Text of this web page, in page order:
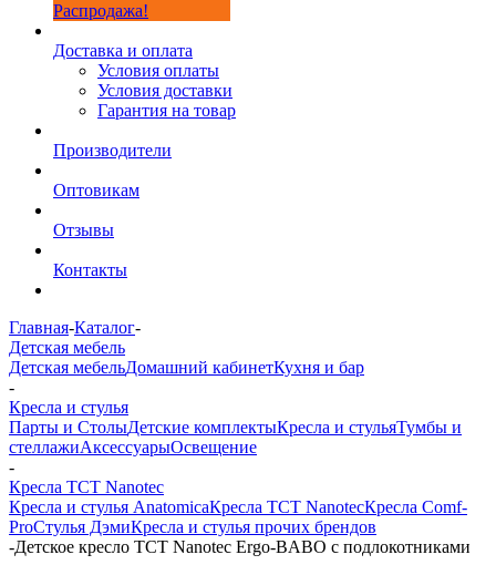
Распродажа!
Доставка и оплата
Условия оплаты
Условия доставки
Гарантия на товар
Производители
Оптовикам
Отзывы
Контакты
Главная-Каталог-
Детская мебель
Детская мебельДомашний кабинетКухня и бар
-
Кресла и стулья
Парты и СтолыДетские комплектыКресла и стульяТумбы и
стеллажиАксессуарыОсвещение
-
Кресла TCT Nanotec
Кресла и стулья AnatomicaКресла TCT NanotecКресла Comf-
ProСтулья ДэмиКресла и стулья прочих брендов
-Детское кресло TCT Nanotec Ergo-BABO с подлокотниками